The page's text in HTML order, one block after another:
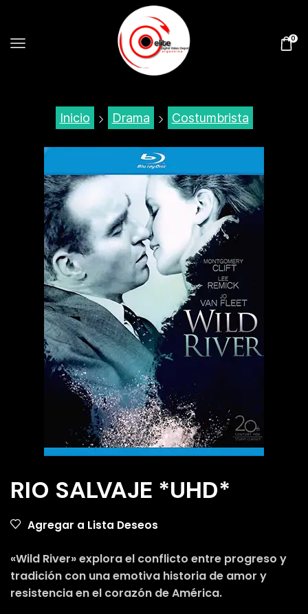
0
Inicio Drama Costumbrista
RIO SALVAJE *UHD*
Agregar a Lista Deseos
«Wild River» explora el conflicto entre progreso y
tradición con una emotiva historia de amor y
resistencia en el corazón de América.